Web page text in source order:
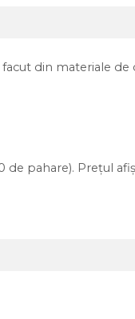
din materiale de
pahare). Prețul